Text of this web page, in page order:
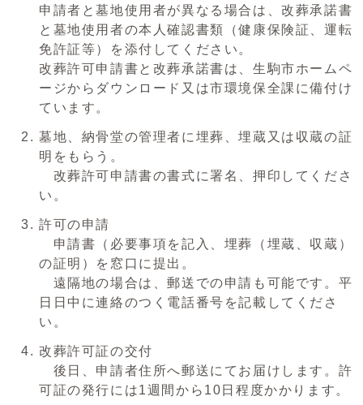
申請者と墓地使用者が異なる場合は、改葬承諾書
と墓地使用者の本人確認書類（健康保険証、運転
免許証等）を添付してください。
改葬許可申請書と改葬承諾書は、生駒市ホームペ
ージからダウンロード又は市環境保全課に備付け
ています。
墓地、納骨堂の管理者に埋葬、埋蔵又は収蔵の証
明をもらう。
改葬許可申請書の書式に署名、押印してくださ
い。
許可の申請
申請書（必要事項を記入、埋葬（埋蔵、収蔵）
の証明）を窓口に提出。
遠隔地の場合は、郵送での申請も可能です。平
日日中に連絡のつく電話番号を記載してくださ
い。
改葬許可証の交付
後日、申請者住所へ郵送にてお届けします。許
可証の発行には1週間から10日程度かかります。